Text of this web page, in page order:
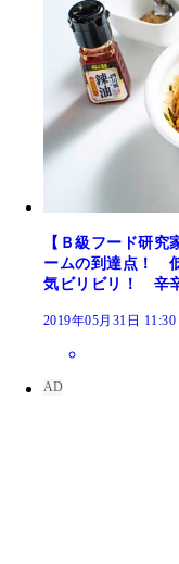
【Ｂ級フード研
ームの到達点！
気ビリビリ！ 辛
2019年05月31日 11:30